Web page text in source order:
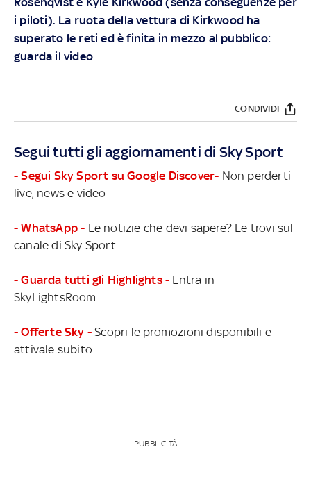
i piloti). La ruota della vettura di Kirkwood ha
superato le reti ed è finita in mezzo al pubblico:
guarda il video
CONDIVIDI
Segui tutti gli aggiornamenti di Sky Sport
- Segui Sky Sport su Google Discover- Non perderti
live, news e video
- WhatsApp - Le notizie che devi sapere? Le trovi sul
canale di Sky Sport
- Guarda tutti gli Highlights - Entra in
SkyLightsRoom
- Offerte Sky - Scopri le promozioni disponibili e
attivale subito
PUBBLICITÀ